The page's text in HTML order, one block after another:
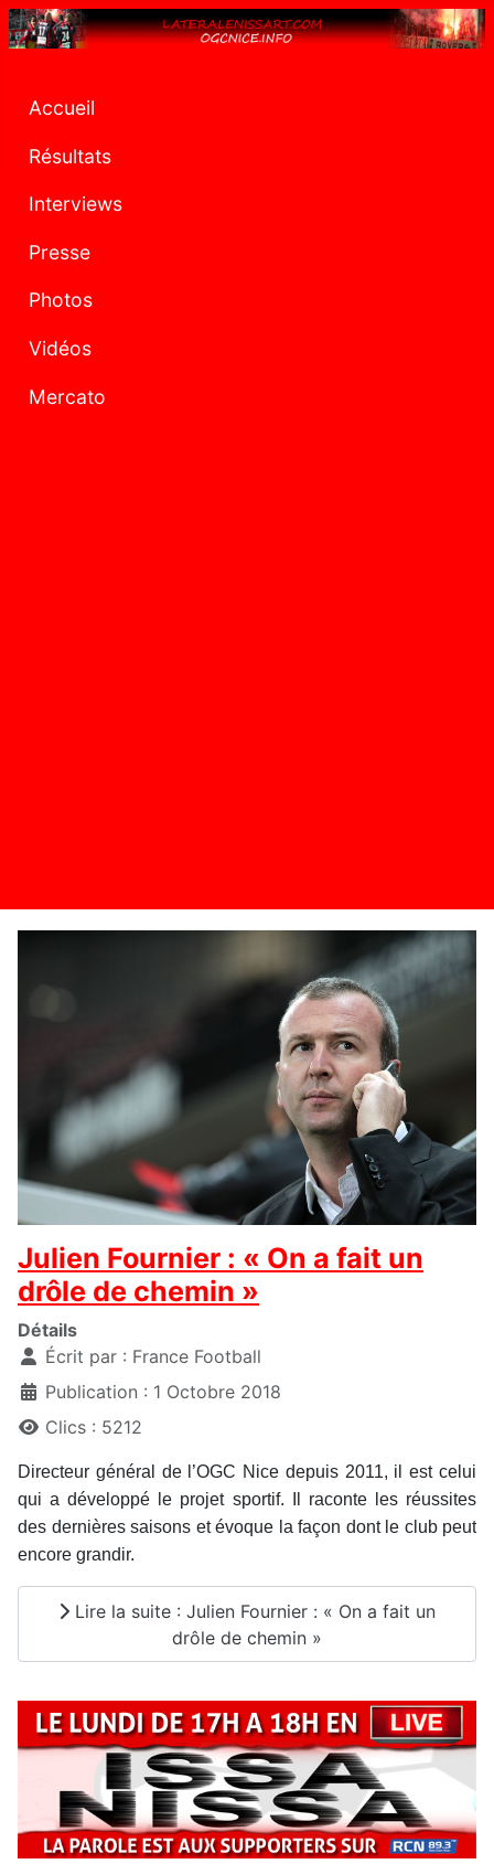
Accueil
Résultats
Interviews
Presse
Photos
Vidéos
Mercato
Julien Fournier : « On a fait un
drôle de chemin »
Détails
Écrit par : France Football
Publication : 1 Octobre 2018
Clics : 5212
Directeur général de l’OGC Nice depuis 2011, il est celui
qui a développé le projet sportif. Il raconte les réussites
des dernières saisons et évoque la façon dont le club peut
encore grandir.
Lire la suite : Julien Fournier : « On a fait un
drôle de chemin »